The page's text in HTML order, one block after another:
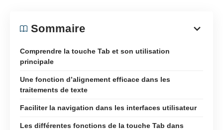
Sommaire
Comprendre la touche Tab et son utilisation
principale
Une fonction d’alignement efficace dans les
traitements de texte
Faciliter la navigation dans les interfaces utilisateur
Les différentes fonctions de la touche Tab dans